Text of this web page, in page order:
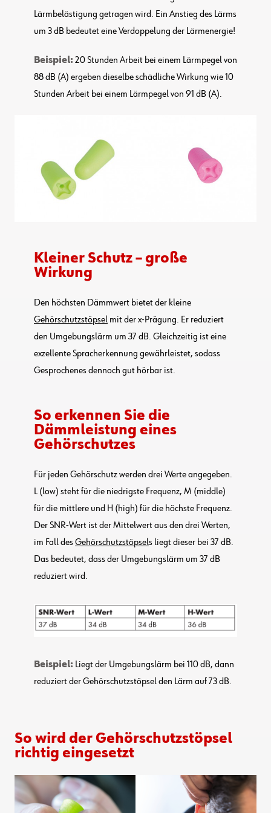
Lärmbelästigung getragen wird. Ein Anstieg des Lärms
um 3 dB bedeutet eine Verdoppelung der Lärmenergie!
Beispiel:20 Stunden Arbeit bei einem Lärmpegel von
88 dB (A) ergeben dieselbe schädliche Wirkung wie 10
Stunden Arbeit bei einem Lärmpegel von 91 dB (A).
Kleiner Schutz – große
Wirkung
Den höchsten Dämmwert bietet der kleine
Gehörschutzstöpsel mit der x-Prägung. Er reduziert
den Umgebungslärm um 37 dB. Gleichzeitig ist eine
exzellente Spracherkennung gewährleistet, sodass
Gesprochenes dennoch gut hörbar ist.
So erkennen Sie die
Dämmleistung eines
Gehörschutzes
Für jeden Gehörschutz werden drei Werte angegeben.
L (low) steht für die niedrigste Frequenz, M (middle)
für die mittlere und H (high) für die höchste Frequenz.
Der SNR-Wert ist der Mittelwert aus den drei Werten,
im Fall desGehörschutzstöpsels liegt dieser bei 37 dB.
Das bedeutet, dass der Umgebungslärm um 37 dB
reduziert wird.
Beispiel: Liegt der Umgebungslärm bei 110 dB, dann
reduziert der Gehörschutzstöpsel den Lärm auf 73 dB.
So wird der Gehörschutzstöpsel
richtig eingesetzt